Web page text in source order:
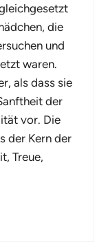
die
und
waren.
als dass sie
der
vor. Die
der Kern der
Treue,